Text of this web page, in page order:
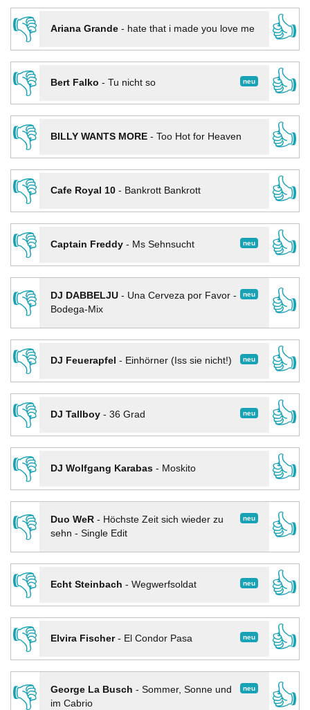
👎
Ariana Grande- hate that i made you love me
👍
👎
neu
Bert Falko - Tu nicht so
👍
👎
BILLY WANTS MORE- Too Hot for Heaven
👍
👎
Cafe Royal 10- Bankrott Bankrott
👍
👎
neu
Captain Freddy- Ms Sehnsucht
👍
👎
neu
DJ DABBELJU- Una Cerveza por Favor -
Bodega-Mix
👍
👎
neu
DJ Feuerapfel - Einhörner (Iss sie nicht!)
👍
👎
neu
DJ Tallboy- 36 Grad
👍
👎
DJ Wolfgang Karabas- Moskito
👍
👎
neu
Duo WeR- Höchste Zeit sich wieder zu
sehn - Single Edit
👍
👎
neu
Echt Steinbach - Wegwerfsoldat
👍
👎
neu
Elvira Fischer- El Condor Pasa
👍
👎
neu
George La Busch - Sommer, Sonne und
im Cabrio
👍